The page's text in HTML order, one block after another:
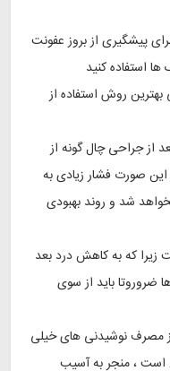
پیشگیری از بروز عفونت
استفاده کنید
روش استفاده از
از جراحی چال گونه از
این صورت فشار زیادی به
شد و روند بهبودی
زیرا که به کاهش درد بعد
باید از سوی
مصرف نوشیدنی های خیلی
است ، منجر به آسیب